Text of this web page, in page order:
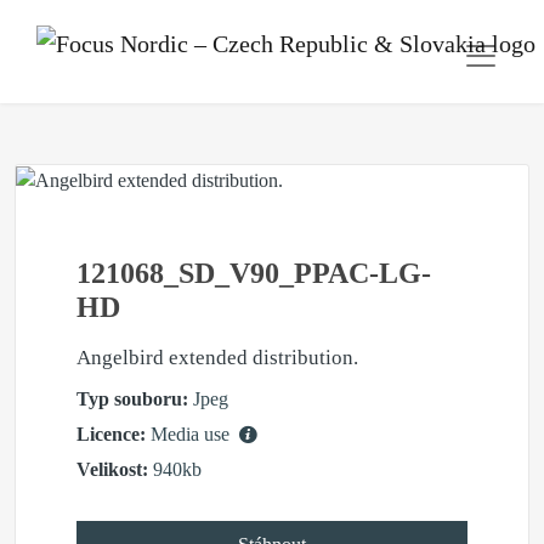
121068_SD_V90_PPAC-LG-
HD
Angelbird extended distribution.
Typ souboru: Jpeg
Licence: Media use
Velikost: 940kb